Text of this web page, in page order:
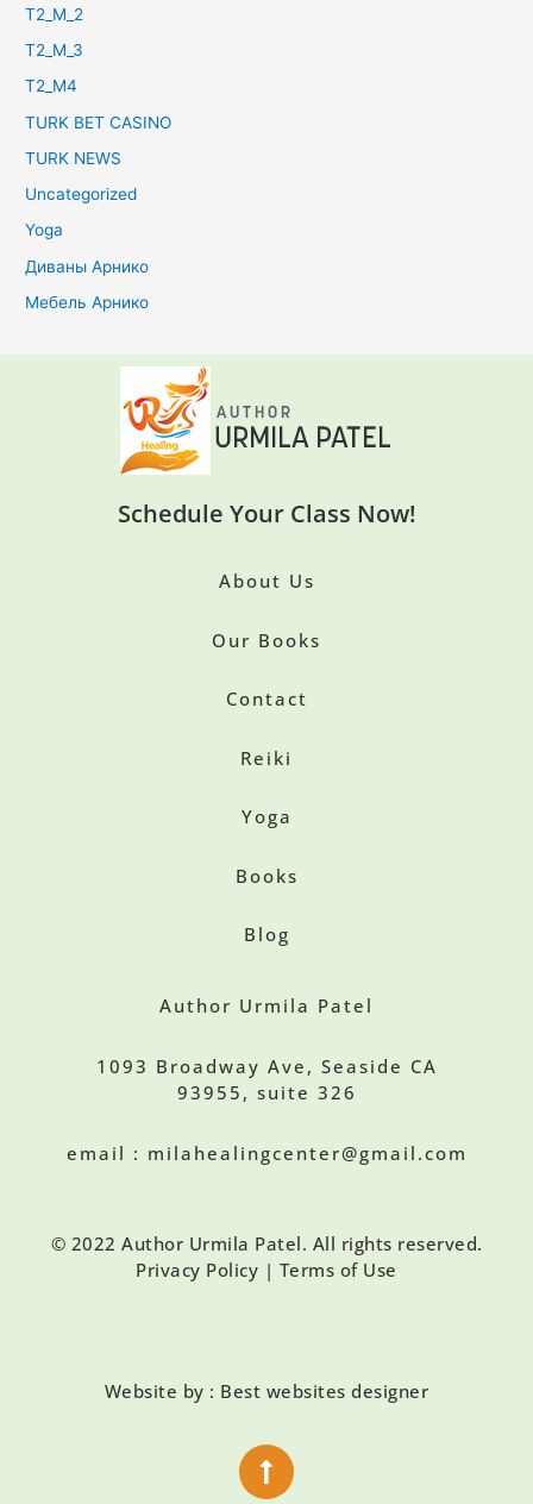
T2_M_2
T2_M_3
T2_M4
TURK BET CASINO
TURK NEWS
Uncategorized
Yoga
Диваны Арнико
Мебель Арнико
Schedule Your Class Now!
About Us
Our Books
Contact
Reiki
Yoga
Books
Blog
Author Urmila Patel
1093 Broadway Ave, Seaside CA
93955, suite 326
email : milahealingcenter@gmail.com
© 2022 Author Urmila Patel. All rights reserved.
Privacy Policy | Terms of Use
Website by : Best websites designer